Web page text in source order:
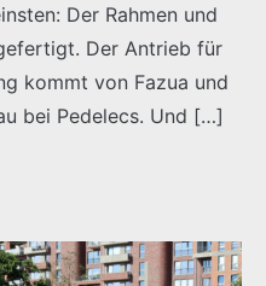
Der Rahmen und
Der Antrieb für
kommt von Fazua und
bei Pedelecs. Und […]